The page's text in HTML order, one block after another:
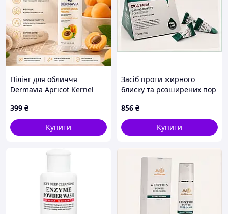
Пілінг для обличчя
Dermavia Apricot Kernel
399 ₴
Купити
Засіб проти жирного
блиску та розширених пор
6596E4C4B6
856 ₴
Купити